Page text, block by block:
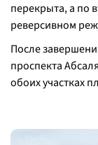
перекрыта, а по
реверсивном
После
проспекта
обоих участках